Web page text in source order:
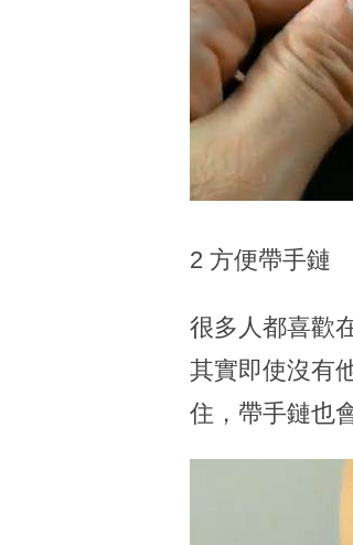
2 方便帶手鏈
很多人都喜歡
其實即使沒有
住，帶手鏈也